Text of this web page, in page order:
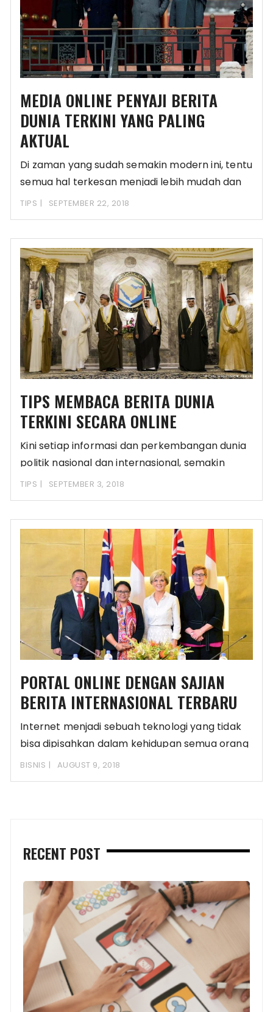
MEDIA ONLINE PENYAJI BERITA
DUNIA TERKINI YANG PALING
AKTUAL
Di zaman yang sudah semakin modern ini, tentu
semua hal terkesan menjadi lebih mudah dan
TIPS SEPTEMBER 22, 2018
TIPS MEMBACA BERITA DUNIA
TERKINI SECARA ONLINE
Kini setiap informasi dan perkembangan dunia
politik nasional dan internasional, semakin
mudah untuk dicerna dari
TIPS SEPTEMBER 3, 2018
PORTAL ONLINE DENGAN SAJIAN
BERITA INTERNASIONAL TERBARU
Internet menjadi sebuah teknologi yang tidak
bisa dipisahkan dalam kehidupan semua orang
pada saat ini.
BISNIS AUGUST 9, 2018
RECENT POST